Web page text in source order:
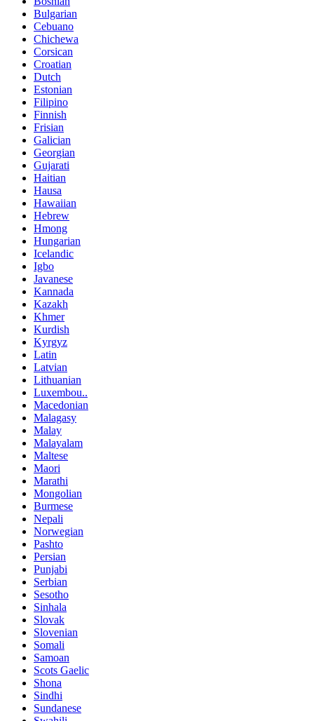
Bulgarian
Cebuano
Chichewa
Corsican
Croatian
Dutch
Estonian
Filipino
Finnish
Frisian
Galician
Georgian
Gujarati
Haitian
Hausa
Hawaiian
Hebrew
Hmong
Hungarian
Icelandic
Igbo
Javanese
Kannada
Kazakh
Khmer
Kurdish
Kyrgyz
Latin
Latvian
Lithuanian
Luxembou..
Macedonian
Malagasy
Malay
Malayalam
Maltese
Maori
Marathi
Mongolian
Burmese
Nepali
Norwegian
Pashto
Persian
Punjabi
Serbian
Sesotho
Sinhala
Slovak
Slovenian
Somali
Samoan
Scots Gaelic
Shona
Sindhi
Sundanese